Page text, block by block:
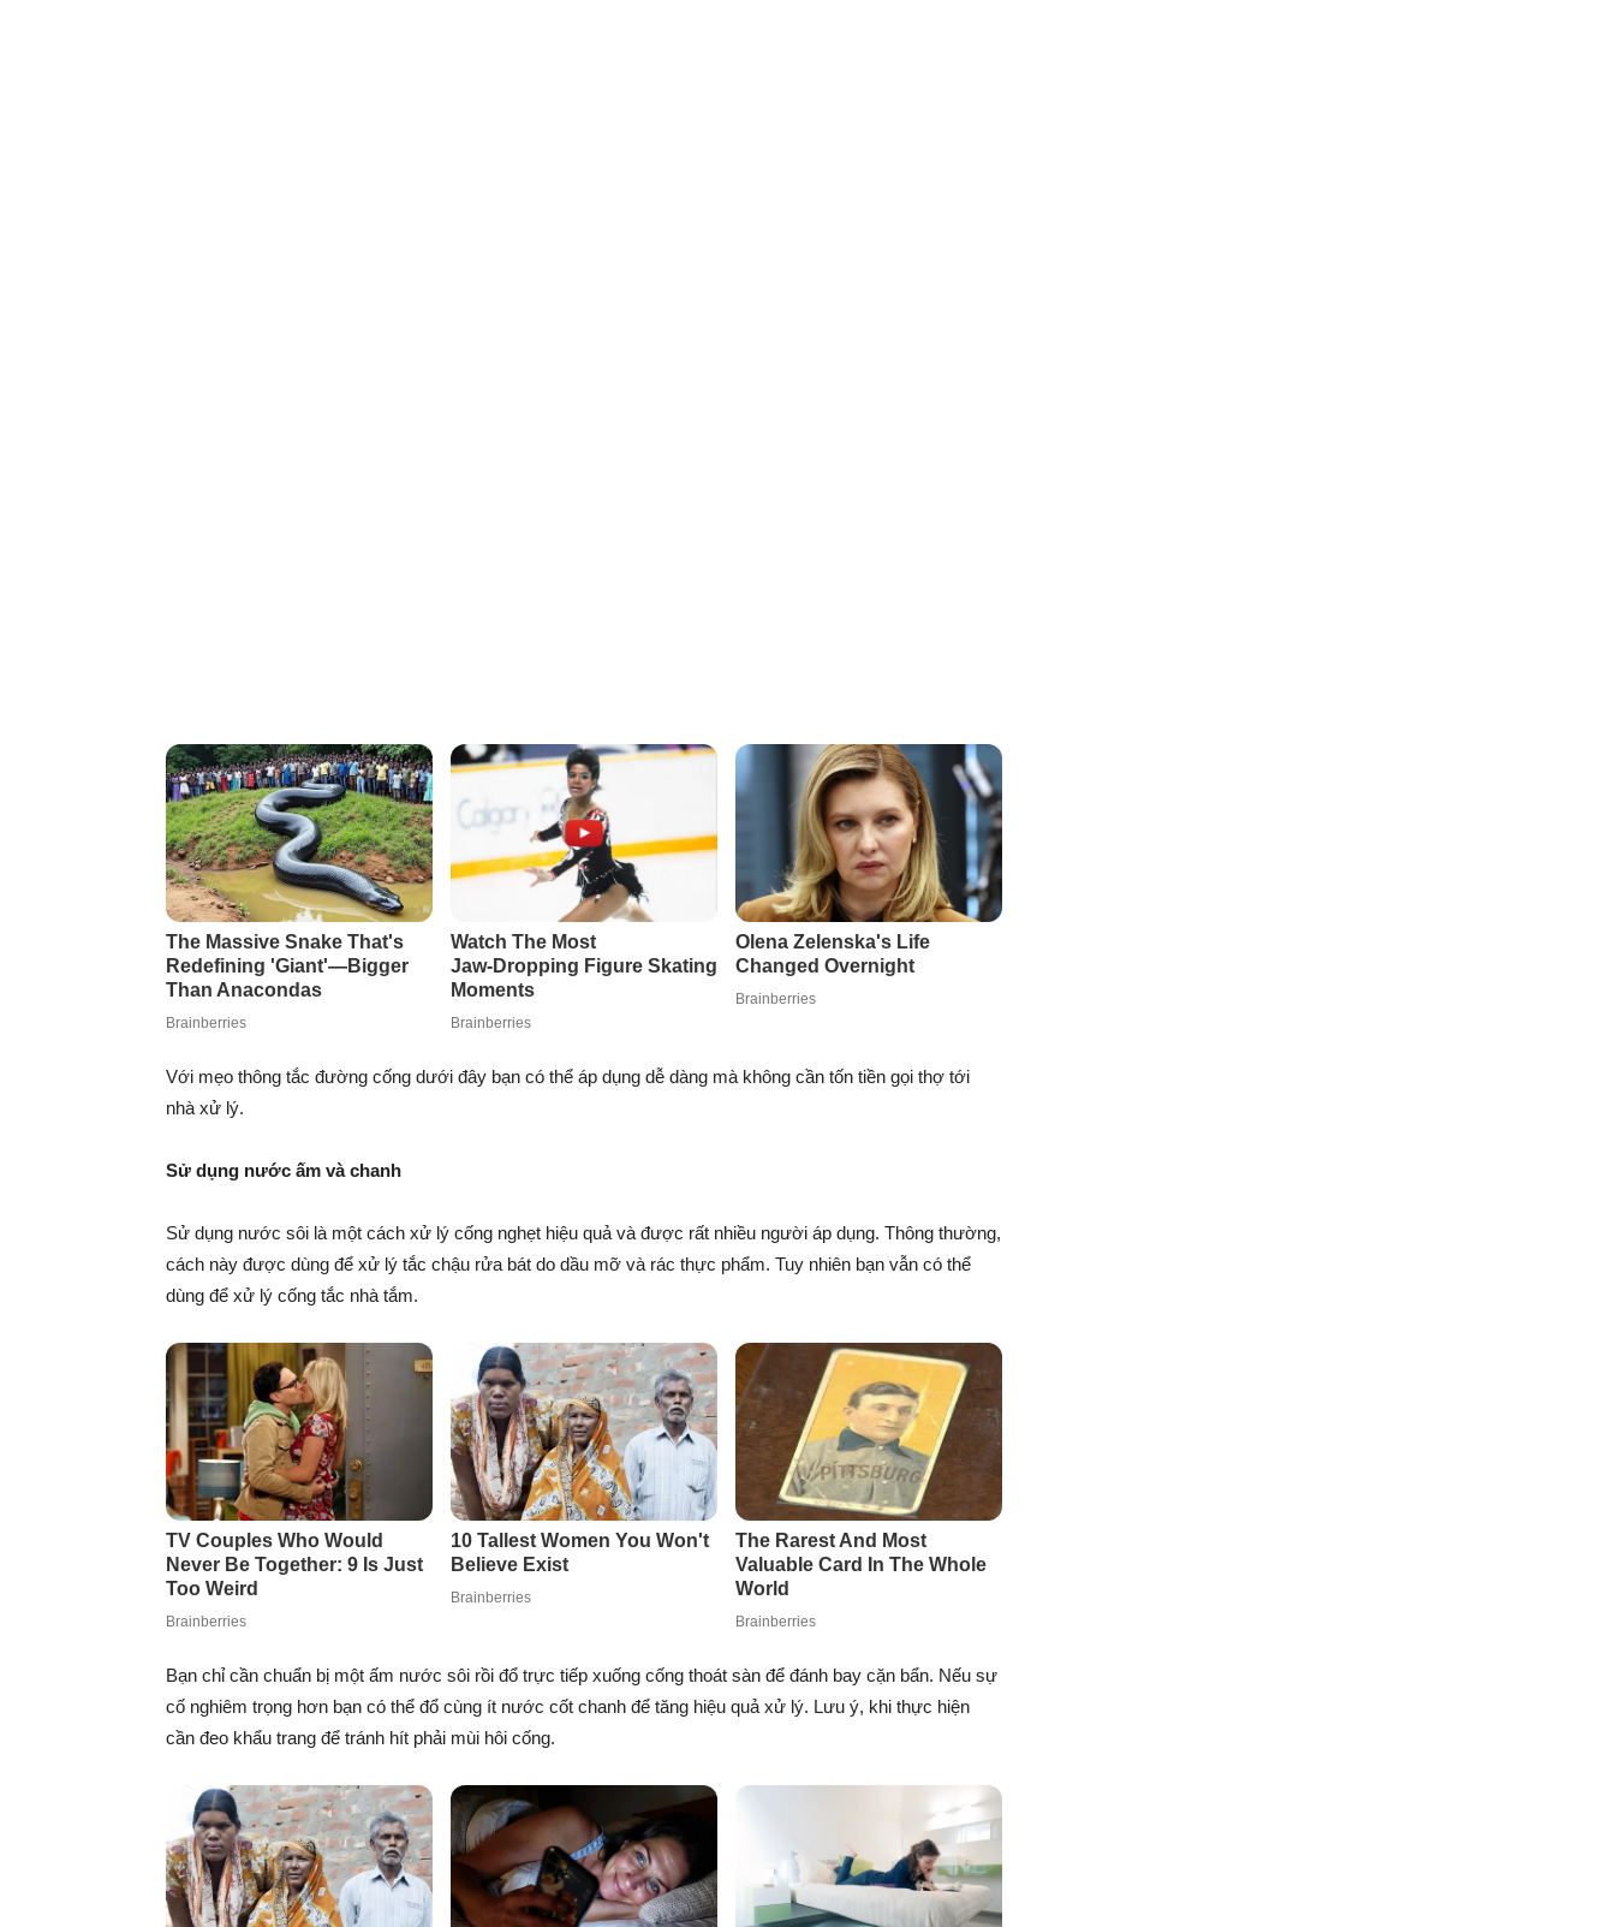
Với mẹo thông tắc đường cống dưới đây bạn có thể áp dụng dễ dàng mà không cần tốn tiền gọi thợ tới
nhà xử lý.
Sử dụng nước ấm và chanh
Sử dụng nước sôi là một cách xử lý cống nghẹt hiệu quả và được rất nhiều người áp dụng. Thông thường,
cách này được dùng để xử lý tắc chậu rửa bát do dầu mỡ và rác thực phẩm. Tuy nhiên bạn vẫn có thể
dùng để xử lý cống tắc nhà tắm.
Bạn chỉ cần chuẩn bị một ấm nước sôi rồi đổ trực tiếp xuống cống thoát sàn để đánh bay cặn bẩn. Nếu sự
cố nghiêm trọng hơn bạn có thể đổ cùng ít nước cốt chanh để tăng hiệu quả xử lý. Lưu ý, khi thực hiện
cần đeo khẩu trang để tránh hít phải mùi hôi cống.